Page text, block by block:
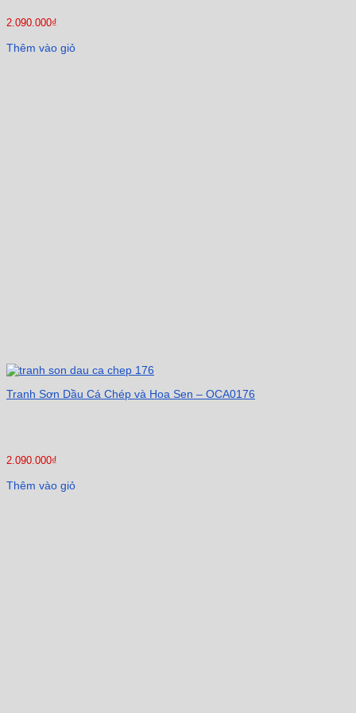
2.090.000₫
Thêm vào giỏ
Tranh Sơn Dầu Cá Chép và Hoa Sen – OCA0176
2.090.000₫
Thêm vào giỏ